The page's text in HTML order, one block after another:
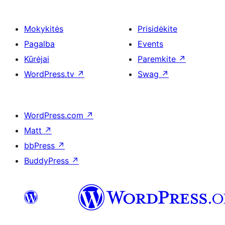
Mokykitės
Pagalba
Kūrėjai
WordPress.tv ↗
Prisidėkite
Events
Paremkite ↗
Swag ↗
WordPress.com ↗
Matt ↗
bbPress ↗
BuddyPress ↗